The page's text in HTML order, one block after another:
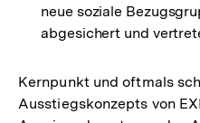
neue soziale
abgesichert und
Kernpunkt und oftmals
Ausstiegskonzepts von